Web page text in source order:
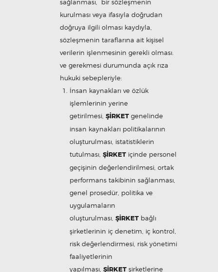
sağlanması, bir sözleşmenin
kurulması veya ifasıyla doğrudan
doğruya ilgili olması kaydıyla,
sözleşmenin taraflarına ait kişisel
verilerin işlenmesinin gerekli olması.
ve gerekmesi durumunda açık rıza
hukuki sebepleriyle:
İnsan kaynakları ve özlük
işlemlerinin yerine
getirilmesi, ŞİRKETgenelinde
insan kaynakları politikalarının
oluşturulması, istatistiklerin
tutulması, ŞİRKETiçinde personel
geçişinin değerlendirilmesi, ortak
performans takibinin sağlanması,
genel prosedür, politika ve
uygulamaların
oluşturulması, ŞİRKETbağlı
şirketlerinin iç denetim, iç kontrol,
risk değerlendirmesi, risk yönetimi
faaliyetlerinin
yapılması, ŞİRKETşirketlerine